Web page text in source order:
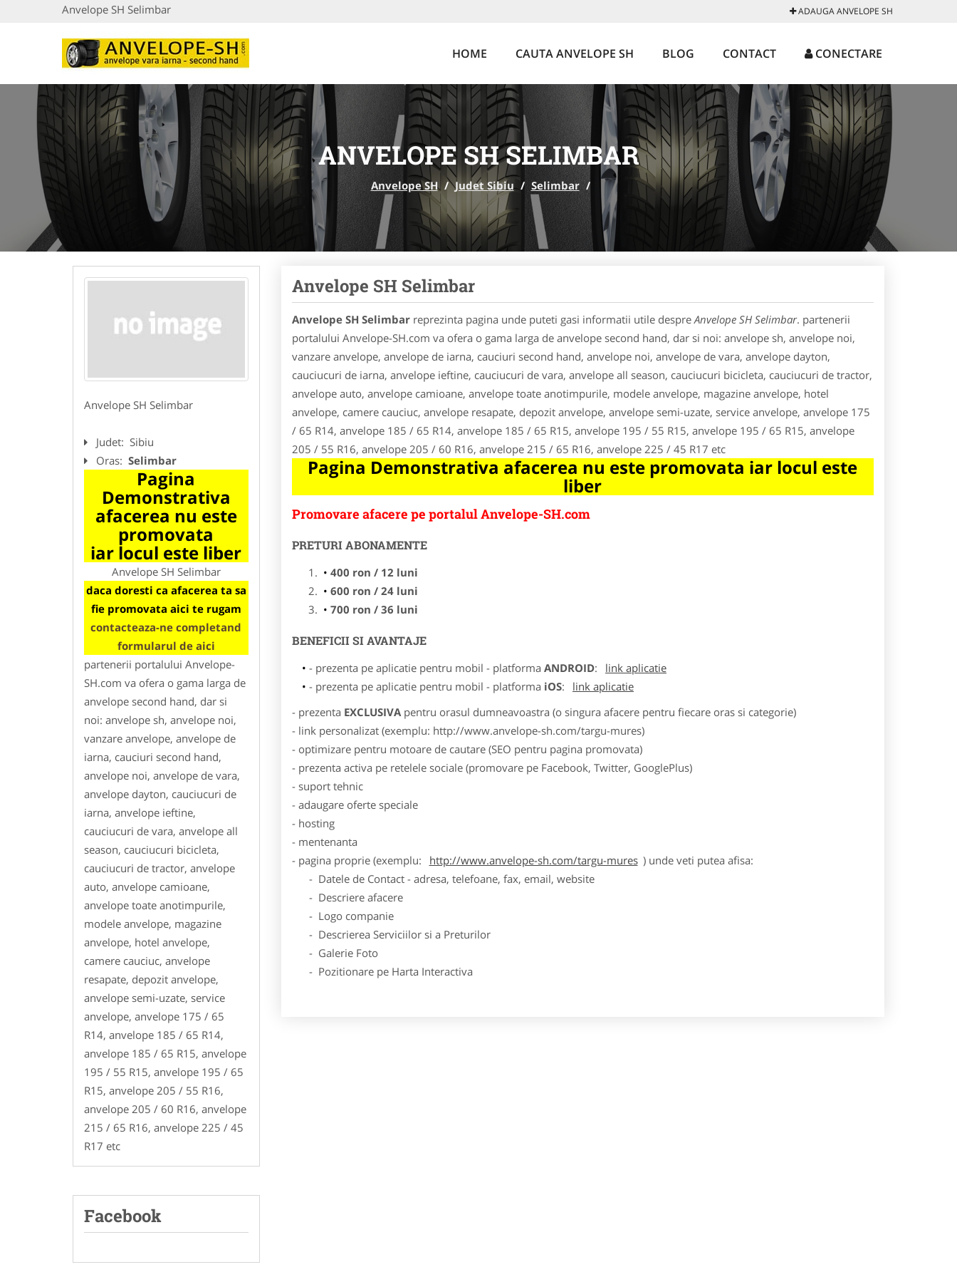
Anvelope SH Selimbar ADAUGA ANVELOPE SH
HOME CAUTA ANVELOPE SH BLOG CONTACT CONECTARE
ANVELOPE SH SELIMBAR
Anvelope SH / Judet Sibiu / Selimbar /
Anvelope SH Selimbar
Judet: Sibiu
Oras: Selimbar
Pagina
Demonstrativa
afacerea nu este
promovata
iar locul este liber
Anvelope SH Selimbar
daca doresti ca afacerea ta sa
fie promovata aici te rugam
contacteaza-ne completand
formularul de aici
partenerii portalului Anvelope-
SH.com va ofera o gama larga de
anvelope second hand, dar si
noi: anvelope sh, anvelope noi,
vanzare anvelope, anvelope de
iarna, cauciuri second hand,
anvelope noi, anvelope de vara,
anvelope dayton, cauciucuri de
iarna, anvelope ieftine,
cauciucuri de vara, anvelope all
season, cauciucuri bicicleta,
cauciucuri de tractor, anvelope
auto, anvelope camioane,
anvelope toate anotimpurile,
modele anvelope, magazine
anvelope, hotel anvelope,
camere cauciuc, anvelope
resapate, depozit anvelope,
anvelope semi-uzate, service
anvelope, anvelope 175 / 65
R14, anvelope 185 / 65 R14,
anvelope 185 / 65 R15, anvelope
195 / 55 R15, anvelope 195 / 65
R15, anvelope 205 / 55 R16,
anvelope 205 / 60 R16, anvelope
215 / 65 R16, anvelope 225 / 45
R17 etc
Facebook
Anvelope SH Selimbar
Anvelope SH Selimbarreprezinta pagina unde puteti gasi informatii utile despreAnvelope SH Selimbar. partenerii
portalului Anvelope-SH.com va ofera o gama larga de anvelope second hand, dar si noi: anvelope sh, anvelope noi,
vanzare anvelope, anvelope de iarna, cauciuri second hand, anvelope noi, anvelope de vara, anvelope dayton,
cauciucuri de iarna, anvelope ieftine, cauciucuri de vara, anvelope all season, cauciucuri bicicleta, cauciucuri de tractor,
anvelope auto, anvelope camioane, anvelope toate anotimpurile, modele anvelope, magazine anvelope, hotel
anvelope, camere cauciuc, anvelope resapate, depozit anvelope, anvelope semi-uzate, service anvelope, anvelope 175
/ 65 R14, anvelope 185 / 65 R14, anvelope 185 / 65 R15, anvelope 195 / 55 R15, anvelope 195 / 65 R15, anvelope
205 / 55 R16, anvelope 205 / 60 R16, anvelope 215 / 65 R16, anvelope 225 / 45 R17 etc
Pagina Demonstrativa afacerea nu este promovata iar locul este
liber
Promovare afacere pe portalul Anvelope-SH.com
PRETURI ABONAMENTE
400 ron / 12 luni
600 ron / 24 luni
700 ron / 36 luni
BENEFICII SI AVANTAJE
- prezenta pe aplicatie pentru mobil - platforma ANDROID:
link aplicatie
- prezenta pe aplicatie pentru mobil - platforma iOS:
link aplicatie
- prezenta EXCLUSIVApentru orasul dumneavoastra (o singura afacere pentru fiecare oras si categorie)
- link personalizat (exemplu: http://www.anvelope-sh.com/targu-mures)
- optimizare pentru motoare de cautare (SEO pentru pagina promovata)
- prezenta activa pe retelele sociale (promovare pe Facebook, Twitter, GooglePlus)
- suport tehnic
- adaugare oferte speciale
- hosting
- mentenanta
- pagina proprie (exemplu:
http://www.anvelope-sh.com/targu-mures ) unde veti putea afisa:
- Datele de Contact - adresa, telefoane, fax, email, website
- Descriere afacere
- Logo companie
- Descrierea Serviciilor si a Preturilor
- Galerie Foto
- Pozitionare pe Harta Interactiva